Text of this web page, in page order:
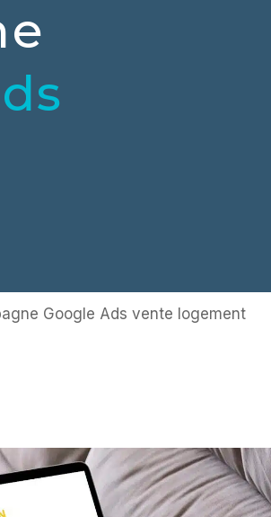
Google Ads vente logement